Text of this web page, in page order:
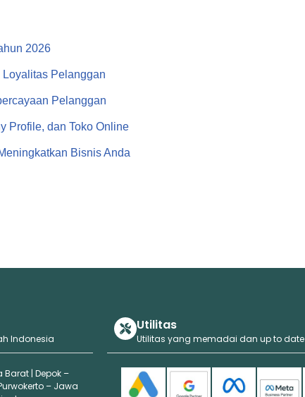
2026
Pelanggan
Pelanggan
Profile, dan Toko Online
Bisnis Anda
Indonesia
Barat | Depok –
– Jawa
Utilitas
Utilitas yang memadai dan up to date